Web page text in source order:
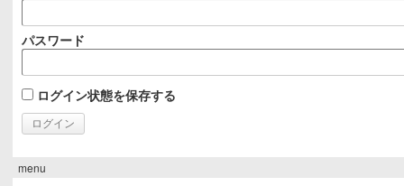
パスワード
ログイン状態を保存する
menu